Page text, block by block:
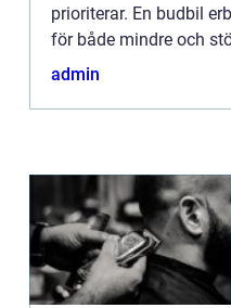
prioriterar. En budbil
för både mindre och
tjäns...
admin